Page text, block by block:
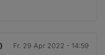
Fr. 29 Apr 2022 - 14:59